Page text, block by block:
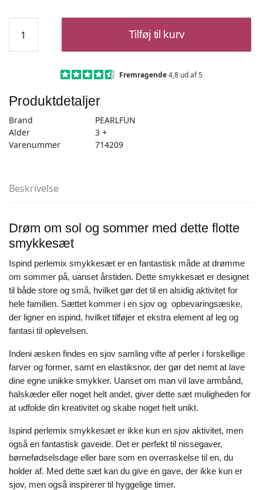
perlemix
smykkesæt
Tilføj til kurv
Fremragende4,8 ud af 5
Produktdetaljer
Brand
PEARLFUN
Alder
3 +
Varenummer
714209
Beskrivelse
Drøm om sol og sommer med dette flotte
smykkesæt
Ispind perlemix smykkesæt er en fantastisk måde at drømme
om sommer på, uanset årstiden. Dette smykkesæt er designet
til både store og små, hvilket gør det til en alsidig aktivitet for
hele familien. Sættet kommer i en sjov og opbevaringsæske,
der ligner en ispind, hvilket tilføjer et ekstra element af leg og
fantasi til oplevelsen.
Indeni æsken findes en sjov samling vifte af perler i forskellige
farver og former, samt en elastiksnor, der gør det nemt at lave
dine egne unikke smykker. Uanset om man vil lave armbånd,
halskæder eller noget helt andet, giver dette sæt muligheden for
at udfolde din kreativitet og skabe noget helt unikt.
Ispind perlemix smykkesæt er ikke kun en sjov aktivitet, men
også en fantastisk gaveide. Det er perfekt til nissegaver,
børnefødselsdage eller bare som en overraskelse til en, du
holder af. Med dette sæt kan du give en gave, der ikke kun er
sjov, men også inspirerer til hyggelige timer.